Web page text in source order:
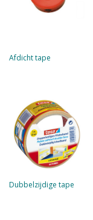
Afdicht tape
Dubbelzijdige tape